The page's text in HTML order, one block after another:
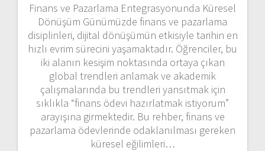
Finans ve Pazarlama Entegrasyonunda Küresel
Dönüşüm Günümüzde finans ve pazarlama
disiplinleri, dijital dönüşümün etkisiyle tarihin en
hızlı evrim sürecini yaşamaktadır. Öğrenciler, bu
iki alanın kesişim noktasında ortaya çıkan
global trendleri anlamak ve akademik
çalışmalarında bu trendleri yansıtmak için
sıklıkla “finans ödevi hazırlatmak istiyorum”
arayışına girmektedir. Bu rehber, finans ve
pazarlama ödevlerinde odaklanılması gereken
küresel eğilimleri…